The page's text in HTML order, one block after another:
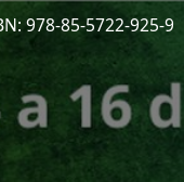
978-85-5722-925-9